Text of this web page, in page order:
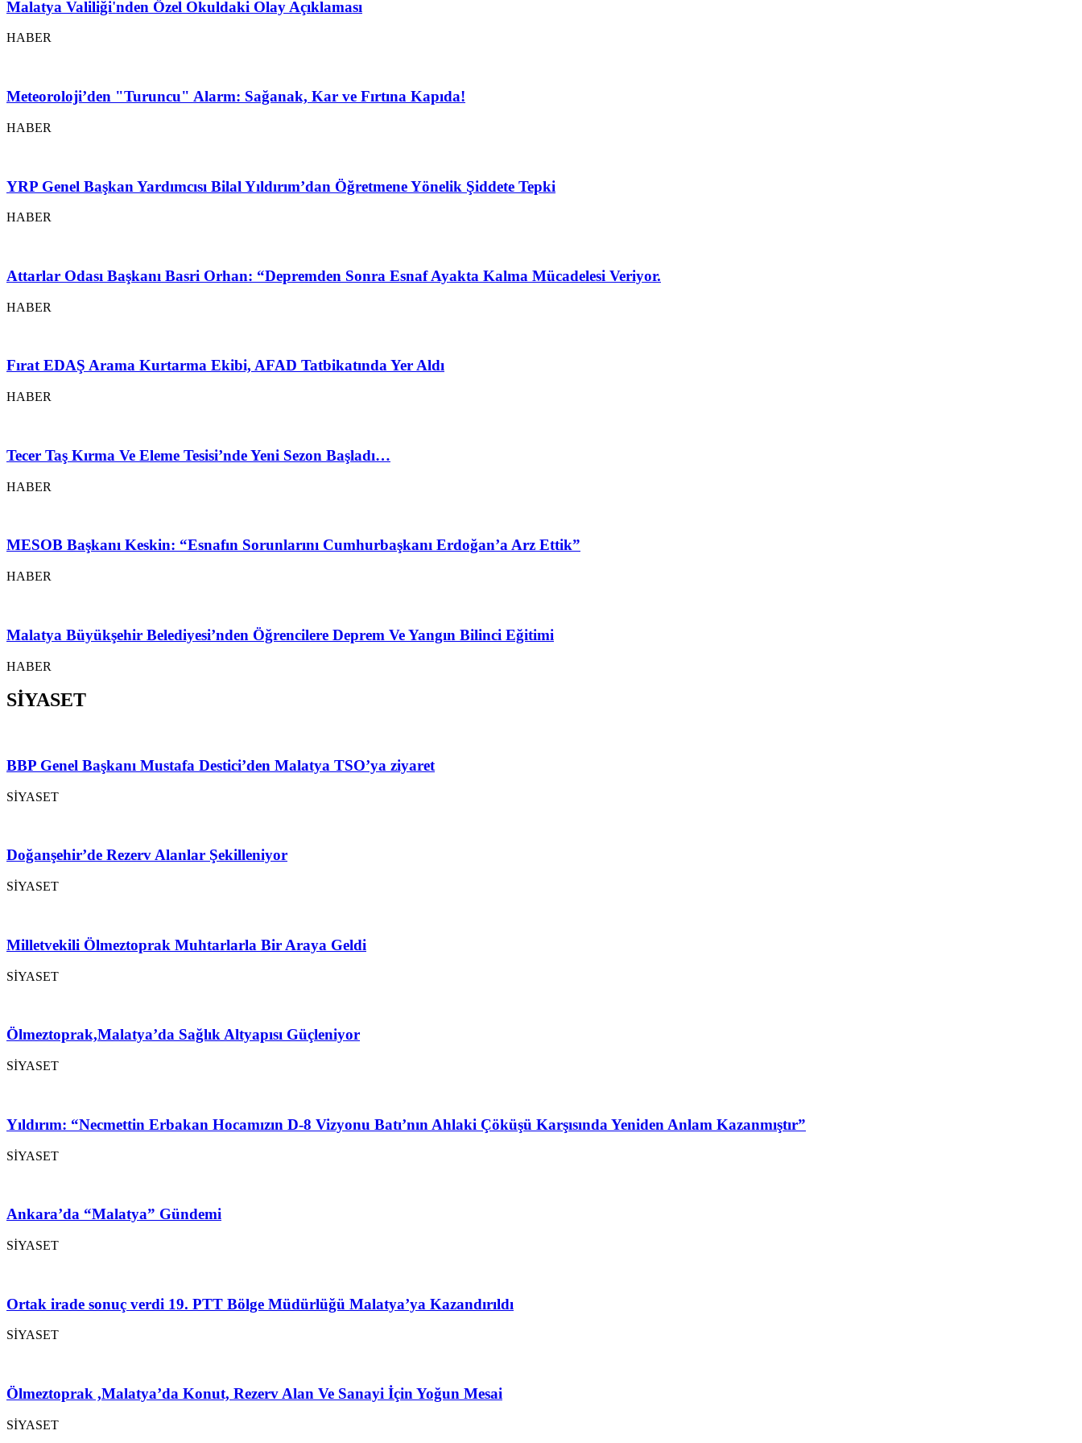
Malatya Valiliği'nden Özel Okuldaki Olay Açıklaması
HABER
Meteoroloji’den "Turuncu" Alarm: Sağanak, Kar ve Fırtına Kapıda!
HABER
YRP Genel Başkan Yardımcısı Bilal Yıldırım’dan Öğretmene Yönelik Şiddete Tepki
HABER
Attarlar Odası Başkanı Basri Orhan: “Depremden Sonra Esnaf Ayakta Kalma Mücadelesi Veriyor.
HABER
Fırat EDAŞ Arama Kurtarma Ekibi, AFAD Tatbikatında Yer Aldı
HABER
Tecer Taş Kırma Ve Eleme Tesisi’nde Yeni Sezon Başladı…
HABER
MESOB Başkanı Keskin: “Esnafın Sorunlarını Cumhurbaşkanı Erdoğan’a Arz Ettik”
HABER
Malatya Büyükşehir Belediyesi’nden Öğrencilere Deprem Ve Yangın Bilinci Eğitimi
HABER
SİYASET
BBP Genel Başkanı Mustafa Destici’den Malatya TSO’ya ziyaret
SİYASET
Doğanşehir’de Rezerv Alanlar Şekilleniyor
SİYASET
Milletvekili Ölmeztoprak Muhtarlarla Bir Araya Geldi
SİYASET
Ölmeztoprak,Malatya’da Sağlık Altyapısı Güçleniyor
SİYASET
Yıldırım: “Necmettin Erbakan Hocamızın D-8 Vizyonu Batı’nın Ahlaki Çöküşü Karşısında Yeniden Anlam Kazanmıştır”
SİYASET
Ankara’da “Malatya” Gündemi
SİYASET
Ortak irade sonuç verdi 19. PTT Bölge Müdürlüğü Malatya’ya Kazandırıldı
SİYASET
Ölmeztoprak ,Malatya’da Konut, Rezerv Alan Ve Sanayi İçin Yoğun Mesai
SİYASET